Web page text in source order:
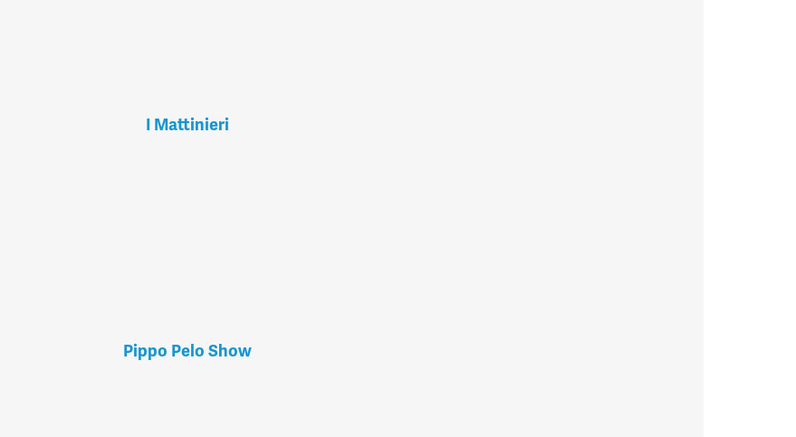
I Mattinieri
Pippo Pelo Show